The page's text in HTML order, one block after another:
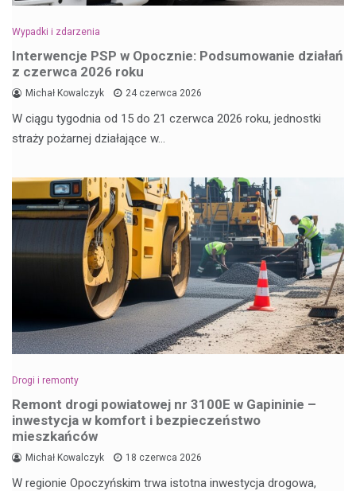
Wypadki i zdarzenia
Interwencje PSP w Opocznie: Podsumowanie działań
z czerwca 2026 roku
Michał Kowalczyk 24 czerwca 2026
W ciągu tygodnia od 15 do 21 czerwca 2026 roku, jednostki
straży pożarnej działające w…
Drogi i remonty
Remont drogi powiatowej nr 3100E w Gapininie –
inwestycja w komfort i bezpieczeństwo
mieszkańców
Michał Kowalczyk 18 czerwca 2026
W regionie Opoczyńskim trwa istotna inwestycja drogowa,